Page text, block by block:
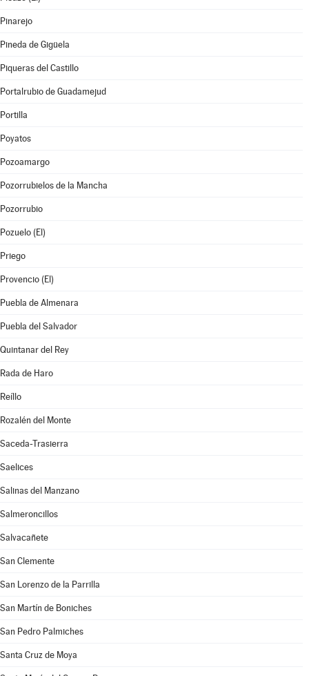
Pinarejo
Pineda de Gigüela
Piqueras del Castillo
Portalrubio de Guadamejud
Portilla
Poyatos
Pozoamargo
Pozorrubielos de la Mancha
Pozorrubio
Pozuelo (El)
Priego
Provencio (El)
Puebla de Almenara
Puebla del Salvador
Quintanar del Rey
Rada de Haro
Reíllo
Rozalén del Monte
Saceda-Trasierra
Saelices
Salinas del Manzano
Salmeroncillos
Salvacañete
San Clemente
San Lorenzo de la Parrilla
San Martín de Boniches
San Pedro Palmiches
Santa Cruz de Moya